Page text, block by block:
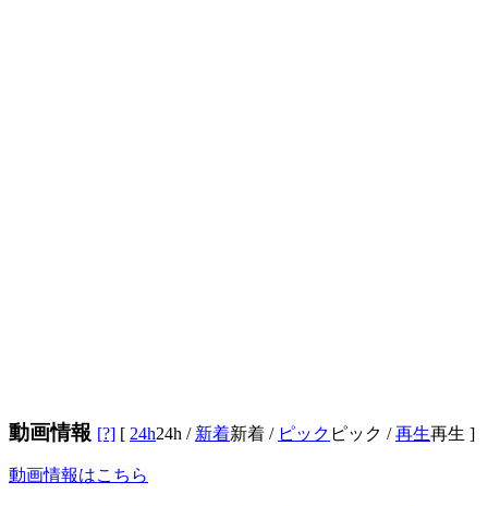
動画情報 [?] [ 24h24h / 新着新着 / ピック ピック /再生再生 ]
動画情報はこちら